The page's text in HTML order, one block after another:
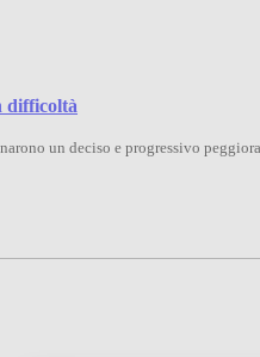
difficoltà
un deciso e progressivo